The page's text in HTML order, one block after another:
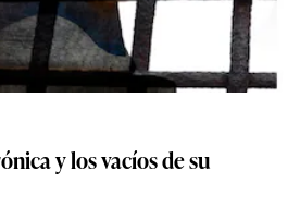
y los vacíos de su